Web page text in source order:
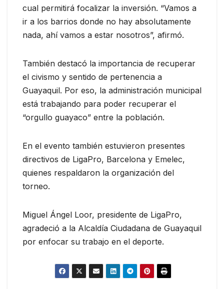
cual permitirá focalizar la inversión. “Vamos a
ir a los barrios donde no hay absolutamente
nada, ahí vamos a estar nosotros”, afirmó.
También destacó la importancia de recuperar
el civismo y sentido de pertenencia a
Guayaquil. Por eso, la administración municipal
está trabajando para poder recuperar el
“orgullo guayaco” entre la población.
En el evento también estuvieron presentes
directivos de LigaPro, Barcelona y Emelec,
quienes respaldaron la organización del
torneo.
Miguel Ángel Loor, presidente de LigaPro,
agradeció a la Alcaldía Ciudadana de Guayaquil
por enfocar su trabajo en el deporte.